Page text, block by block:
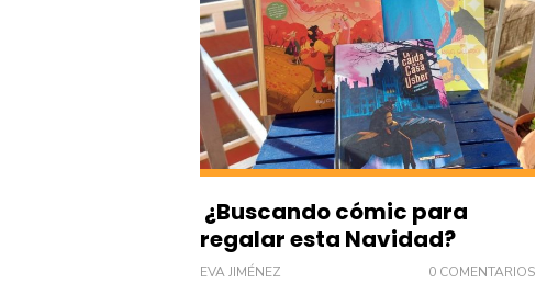
¿Buscando cómic para
regalar esta Navidad?
EVA JIMÉNEZ 0 COMENTARIOS